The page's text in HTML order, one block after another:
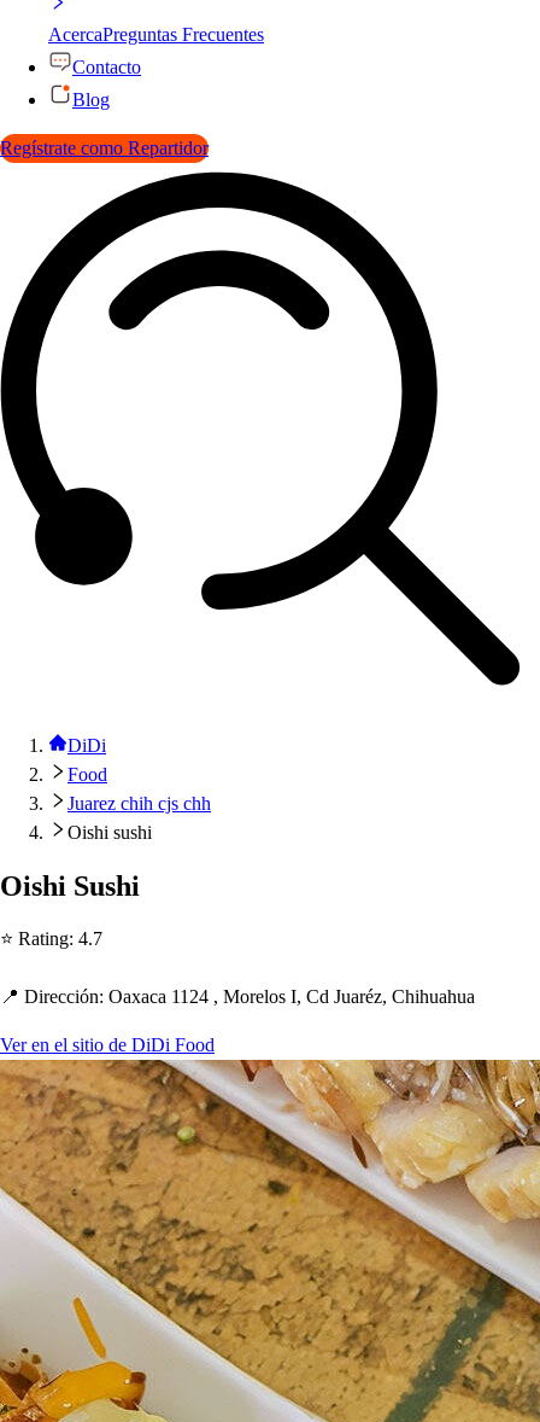
AcercaPreguntas Frecuentes
Contacto
Blog
Regístrate como Repartidor
DiDi
Food
Juarez chih cjs chh
Oishi sushi
Oishi Sushi
⭐ Rating: 4.7
📍 Dirección: Oaxaca 1124 , Morelos I, Cd Juaréz, Chihuahua
Ver en el sitio de DiDi Food